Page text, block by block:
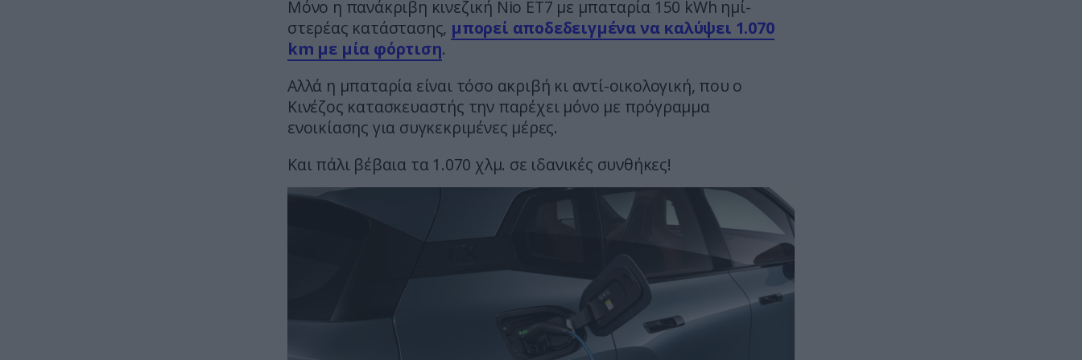
Μόνο η πανάκριβη κινεζική Nio ET7 με μπαταρία 150 kWh ημί-
στερέας κατάστασης, μπορεί αποδεδειγμένα να καλύψει 1.070
km με μία φόρτιση.
Αλλά η μπαταρία είναι τόσο ακριβή κι αντί-οικολογική, που ο
Κινέζος κατασκευαστής την παρέχει μόνο με πρόγραμμα
ενοικίασης για συγκεκριμένες μέρες.
Και πάλι βέβαια τα 1.070 χλμ. σε ιδανικές συνθήκες!